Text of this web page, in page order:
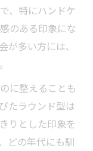
、特にハンドケ
のある印象にな
が多い方には、
に整えることも
たラウンド型は
りとした印象を
どの年代にも馴